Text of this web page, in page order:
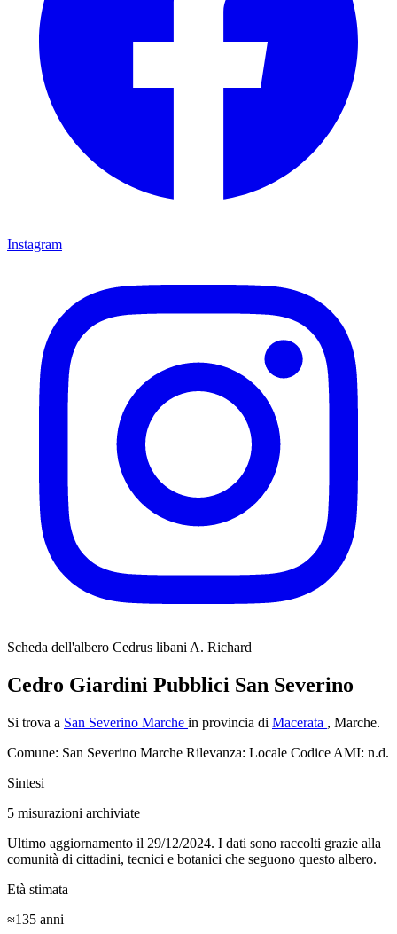
Instagram
Scheda dell'albero Cedrus libani A. Richard
Cedro Giardini Pubblici San Severino
Si trova a San Severino Marche in provincia di Macerata , Marche.
Comune: San Severino Marche Rilevanza: Locale Codice AMI: n.d.
Sintesi
5 misurazioni archiviate
Ultimo aggiornamento il 29/12/2024. I dati sono raccolti grazie alla
comunità di cittadini, tecnici e botanici che seguono questo albero.
Età stimata
≈135 anni